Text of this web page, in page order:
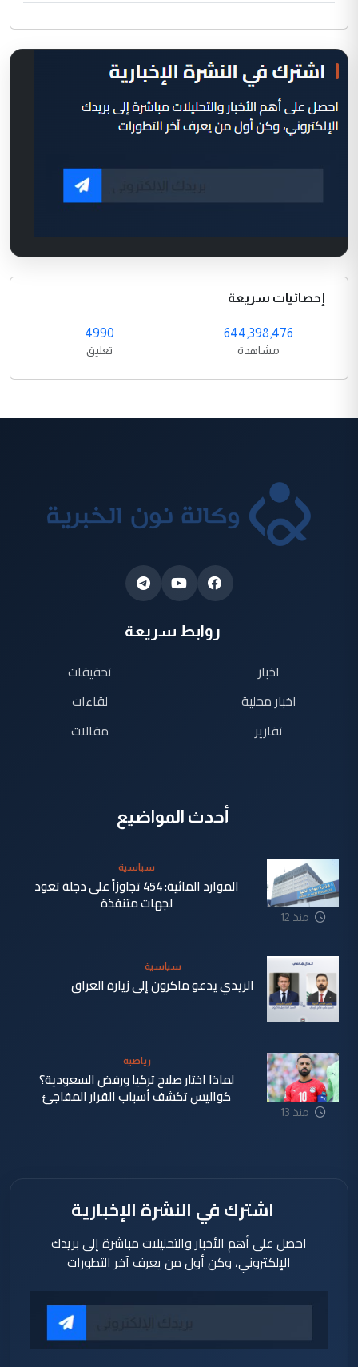
إحصائيات سريعة
644,398,476
مشاهدة
4990
تعليق
روابط سريعة
اخبار
اخبار محلية
تقارير
تحقيقات
لقاءات
مقالات
أحدث المواضيع
منذ 12
سياسية
الموارد المائية: 454 تجاوزاً على دجلة تعود
لجهات متنفذة
ساعة
سياسية
الزيدي يدعو ماكرون إلى زيارة العراق
منذ 13
رياضية
لماذا اختار صلاح تركيا ورفض السعودية؟
كواليس تكشف أسباب القرار المفاجئ
اشترك في النشرة الإخبارية
احصل على أهم الأخبار والتحليلات مباشرة إلى بريدك
الإلكتروني، وكن أول من يعرف آخر التطورات